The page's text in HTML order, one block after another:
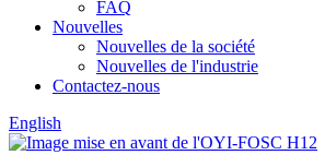
FAQ
Nouvelles
Nouvelles de la société
Nouvelles de l'industrie
Contactez-nous
English